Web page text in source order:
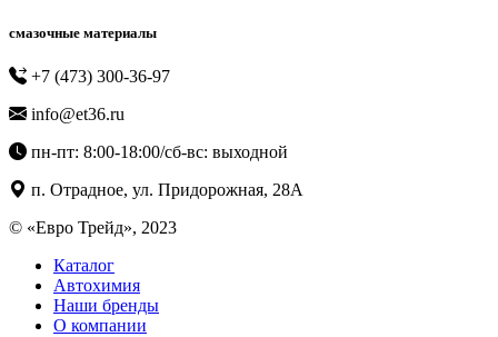
смазочные материалы
+7 (473) 300-36-97
info@et36.ru
пн-пт: 8:00-18:00/сб-вс: выходной
п. Отрадное, ул. Придорожная, 28А
© «Евро Трейд», 2023
Каталог
Автохимия
Наши бренды
О компании